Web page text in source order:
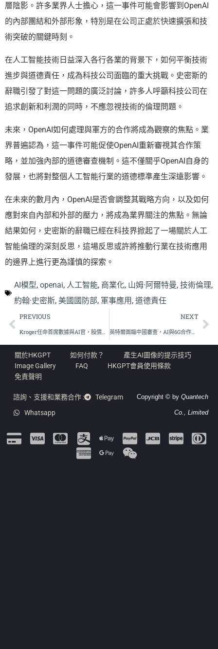
層陰影。許多業界人士擔心，這一事件可能會影響到OpenAI
的內部團結和外部形象，特別是在公司正處於快速擴張和技
術突破的關鍵時刻。
在人工智能技術日益深入各行各業的背景下，如何平衡技術
進步與道德責任，成為科技公司面臨的重大挑戰。史密斯的
辭職引發了對這一問題的廣泛討論，許多人呼籲科技公司在
追求創新和利潤的同時，不應忽視技術的倫理問題。
未來，OpenAI如何處理與軍方的合作將成為觀察的焦點。業
界普遍認為，這一事件可能促使OpenAI重新審視其合作策
略，並加強內部的道德審查機制。這不僅關乎OpenAI自身的
發展，也將對整個人工智能行業的道德標準產生深遠影響。
在未來的數月內，OpenAI是否會調整其戰略方向，以及如何
應對來自內部和外部的壓力，將成為業界關注的焦點。無論
結果如何，史密斯的辭職已經在科技界掀起了一場關於人工
智能倫理的深刻反思，這場反思或許將推動行業在技術應用
的邊界上進行更為謹慎的探索。
AI模型, openai, 人工智能, 商業化, 山姆·阿爾特曼, 技術倫理,
約翰·史密斯, 美國國防部, 軍事應用 , 道德責任
PREVIOUS NEXT
英特爾面臨中國審查，AI與6G合作前景堪憂
關於HKGPT 如何付款？
產生AI圖像的提示技巧
Image Gallery
FAQ
HKGPT會員使用條款
免責聲明
諮詢、支援和業務合作 :
Telegram
Whatsapp
Copyright © by Quantech
Co., Limited